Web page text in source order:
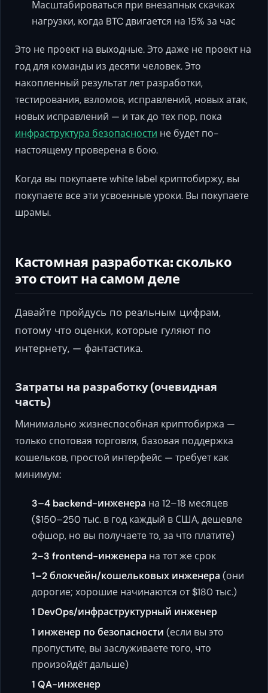
Масштабироваться при внезапных скачках
нагрузки, когда BTC двигается на 15% за час
Это не проект на выходные. Это даже не проект на
год для команды из десяти человек. Это
накопленный результат лет разработки,
тестирования, взломов, исправлений, новых атак,
новых исправлений — и так до тех пор, пока
инфраструктура безопасности не будет по-
настоящему проверена в бою.
Когда вы покупаете white label криптобиржу, вы
покупаете все эти усвоенные уроки. Вы покупаете
шрамы.
Кастомная разработка: сколько
это стоит на самом деле
Давайте пройдусь по реальным цифрам,
потому что оценки, которые гуляют по
интернету, — фантастика.
Затраты на разработку (очевидная
часть)
Минимально жизнеспособная криптобиржа —
только спотовая торговля, базовая поддержка
кошельков, простой интерфейс — требует как
минимум:
3–4 backend-инженера на 12–18 месяцев
($150–250 тыс. в год каждый в США, дешевле
офшор, но вы получаете то, за что платите)
2–3 frontend-инженера на тот же срок
1–2 блокчейн/кошельковых инженера (они
дорогие; хорошие начинаются от $180 тыс.)
1 DevOps/инфраструктурный инженер
1 инженер по безопасности (если вы это
пропустите, вы заслуживаете того, что
произойдёт дальше)
1 QA-инженер